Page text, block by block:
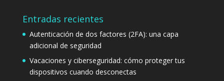
Entradas recientes
Autenticación de dos factores (2FA): una capa
adicional de seguridad
Vacaciones y ciberseguridad: cómo proteger tus
dispositivos cuando desconectas